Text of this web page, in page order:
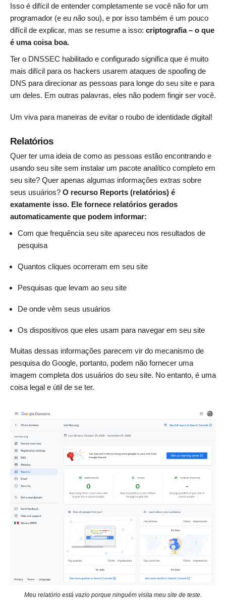
Isso é difícil de entender completamente se você não for um
programador (e eu não sou), e por isso também é um pouco
difícil de explicar, mas se resume a isso: criptografia – o que
é uma coisa boa.
Ter o DNSSEC habilitado e configurado significa que é muito
mais difícil para os hackers usarem ataques de spoofing de
DNS para direcionar as pessoas para longe do seu site e para
um deles. Em outras palavras, eles não podem fingir ser você.
Um viva para maneiras de evitar o roubo de identidade digital!
Relatórios
Quer ter uma ideia de como as pessoas estão encontrando e
usando seu site sem instalar um pacote analítico completo em
seu site? Quer apenas algumas informações extras sobre
seus usuários? O recurso Reports (relatórios) é
exatamente isso. Ele fornece relatórios gerados
automaticamente que podem informar:
Com que frequência seu site apareceu nos resultados de
pesquisa
Quantos cliques ocorreram em seu site
Pesquisas que levam ao seu site
De onde vêm seus usuários
Os dispositivos que eles usam para navegar em seu site
Muitas dessas informações parecem vir do mecanismo de
pesquisa do Google, portanto, podem não fornecer uma
imagem completa dos usuários do seu site. No entanto, é uma
coisa legal e útil de se ter.
Meu relatório está vazio porque ninguém visita meu site de teste.